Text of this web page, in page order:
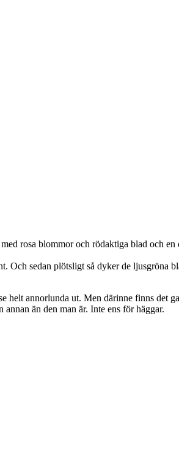
rosa blommor och rödaktiga blad och
sedan plötsligt så dyker de ljusgröna
annorlunda ut. Men därinne finns det
än den man är. Inte ens för häggar.